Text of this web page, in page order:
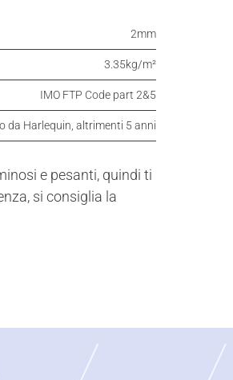
2mm
3.35kg/m²
IMO FTP Code part 2&5
da Harlequin, altrimenti 5 anni
e pesanti, quindi ti
si consiglia la